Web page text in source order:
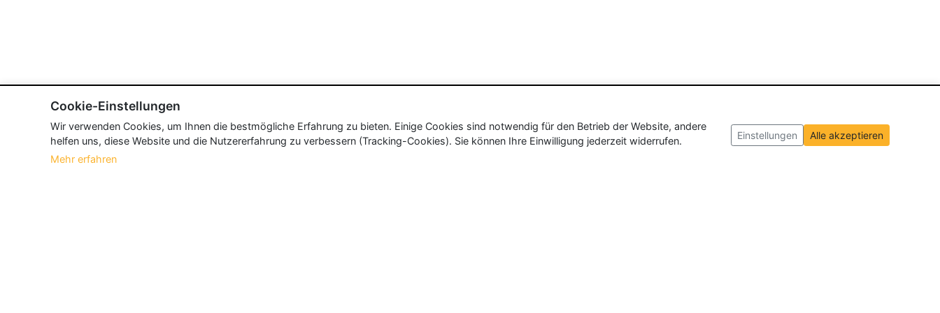
Cookie-Einstellungen
Wir verwenden Cookies, um Ihnen die bestmögliche Erfahrung zu bieten. Einige Cookies sind notwendig für den Betrieb der Website, andere
helfen uns, diese Website und die Nutzererfahrung zu verbessern (Tracking-Cookies). Sie können Ihre Einwilligung jederzeit widerrufen.
Mehr erfahren
Einstellungen Alle akzeptieren